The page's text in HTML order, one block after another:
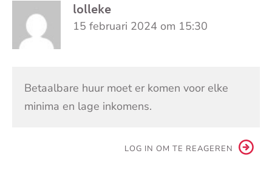
lolleke
15 februari 2024 om 15:30
Betaalbare huur moet er komen voor elke
minima en lage inkomens.
LOG IN OM TE REAGEREN